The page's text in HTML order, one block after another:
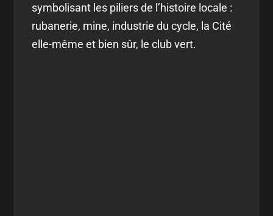
symbolisant les piliers de l’histoire locale :
rubanerie, mine, industrie du cycle, la Cité
elle-même et bien sûr, le club vert.